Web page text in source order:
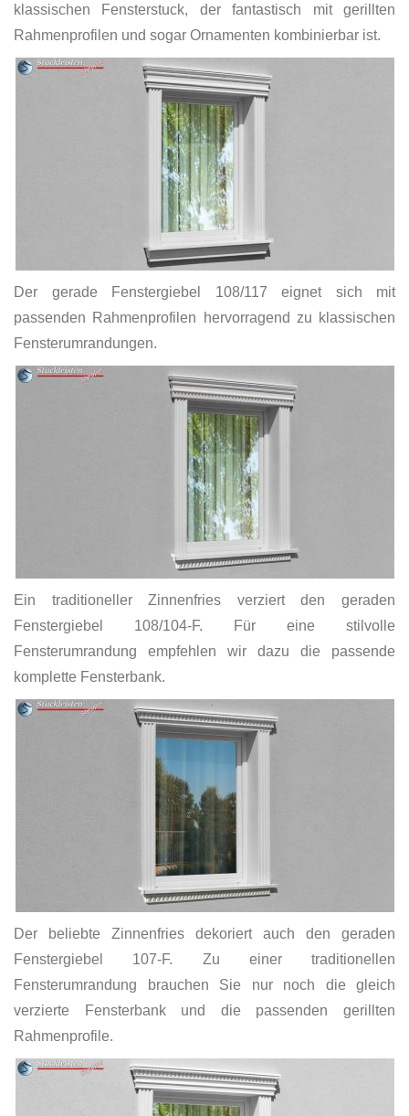
klassischen Fensterstuck, der fantastisch mit gerillten
Rahmenprofilen und sogar Ornamenten kombinierbar ist.
Der gerade Fenstergiebel 108/117 eignet sich mit
passenden Rahmenprofilen hervorragend zu klassischen
Fensterumrandungen.
Ein traditioneller Zinnenfries verziert den geraden
Fenstergiebel 108/104-F. Für eine stilvolle
Fensterumrandung empfehlen wir dazu die passende
komplette Fensterbank.
Der beliebte Zinnenfries dekoriert auch den geraden
Fenstergiebel 107-F. Zu einer traditionellen
Fensterumrandung brauchen Sie nur noch die gleich
verzierte Fensterbank und die passenden gerillten
Rahmenprofile.